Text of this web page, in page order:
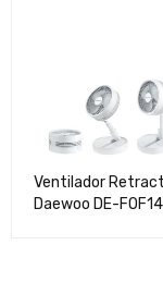
Ventilador
Daewoo DE-